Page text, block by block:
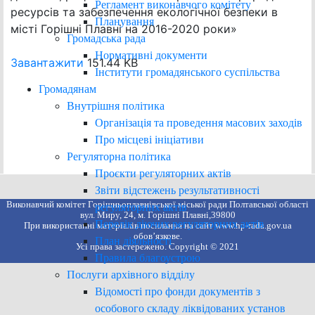
Регламент виконавчого комітету
Планування
Громадська рада
Нормативні документи
Інститути громадянського суспільства
Громадянам
Внутрішня політика
Організація та проведення масових заходів
Про місцеві ініціативи
Регуляторна політика
Проєкти регуляторних актів
Звіти відстежень результативності
регуляторних актів
Перелік діючих регуляторних актів
План діяльності
Правила благоустрою
Послуги архівного відділу
Відомості про фонди документів з
особового складу ліквідованих установ
ресурсів та забезпечення екологічної безпеки в
місті Горішні Плавні на 2016-2020 роки»
Завантажити 151.44 KB
Виконавчий комітет Горішньоплавнівської міської ради Полтавської області
вул. Миру, 24, м. Горішні Плавні,39800
При використанні матеріалів посилання на сайт www.hp-rada.gov.ua
обов’язкове.
Усі права застережено. Copyright © 2021